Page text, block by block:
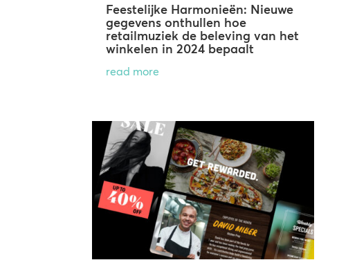
Feestelijke Harmonieën: Nieuwe
gegevens onthullen hoe
retailmuziek de beleving van het
winkelen in 2024 bepaalt
read more